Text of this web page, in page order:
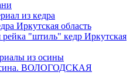
из кедра
Иркутская область
рейка "штиль" кедр Иркутская
из осины
ВОЛОГОДСКАЯ